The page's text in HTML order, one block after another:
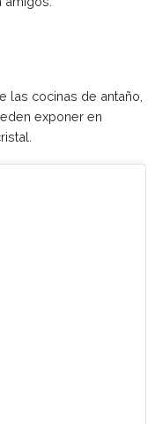
las cocinas de antaño,
exponer en